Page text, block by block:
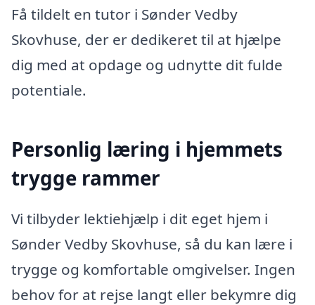
Få tildelt en tutor i Sønder Vedby
Skovhuse, der er dedikeret til at hjælpe
dig med at opdage og udnytte dit fulde
potentiale.
Personlig læring i hjemmets
trygge rammer
Vi tilbyder lektiehjælp i dit eget hjem i
Sønder Vedby Skovhuse, så du kan lære i
trygge og komfortable omgivelser. Ingen
behov for at rejse langt eller bekymre dig